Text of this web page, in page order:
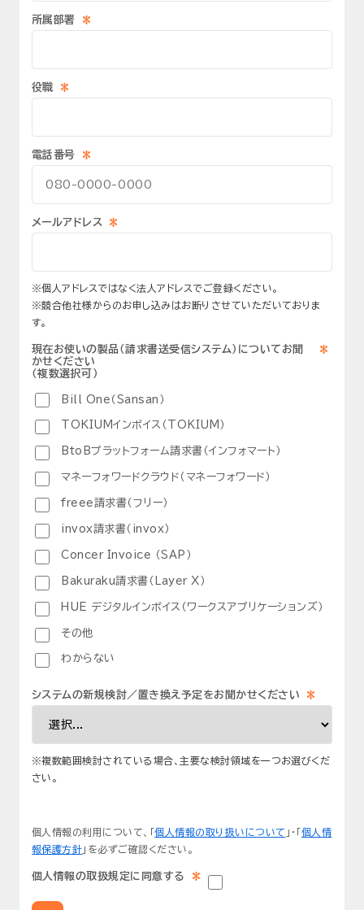
*
所属部署
*
役職
*
電話番号
*
メールアドレス
※個人アドレスではなく法人アドレスでご登録ください。
※競合他社様からのお申し込みはお断りさせていただいておりま
す。
*
現在お使いの製品（請求書送受信システム）についてお聞
かせください
（複数選択可）
Bill One（Sansan）
TOKIUMインボイス（TOKIUM）
BtoBプラットフォーム請求書（インフォマート）
マネーフォワードクラウド（マネーフォワード）
freee請求書（フリー）
invox請求書（invox）
Concer Invoice （SAP）
Bakuraku請求書（Layer X）
HUE デジタルインボイス（ワークスアプリケーションズ）
その他
わからない
*
システムの新規検討／置き換え予定をお聞かせください
※複数範囲検討されている場合、主要な検討領域を一つお選びくだ
さい。
個人情報の利用について、 「個人情報の取り扱いについて 」・「 個人情
報保護方針 」 を必ずご確認ください。
*
個人情報の取扱規定に同意する